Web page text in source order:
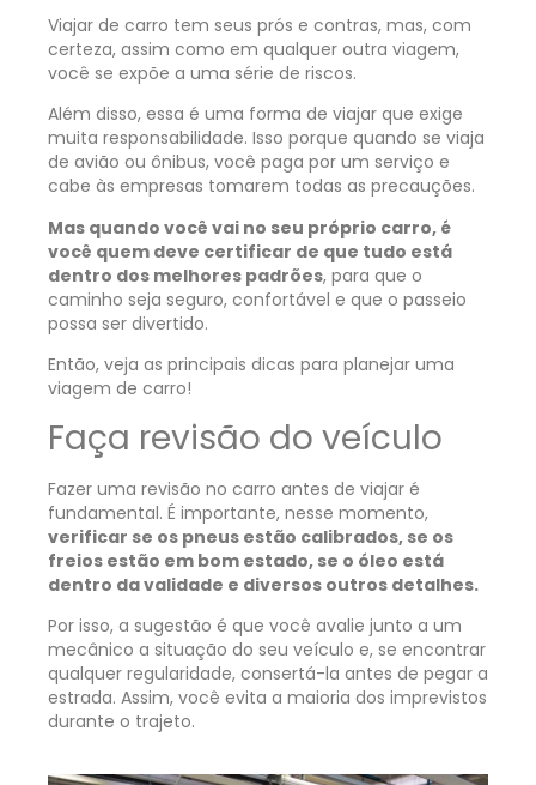
Viajar de carro tem seus prós e contras, mas, com
certeza, assim como em qualquer outra viagem,
você se expõe a uma série de riscos.
Além disso, essa é uma forma de viajar que exige
muita responsabilidade. Isso porque quando se viaja
de avião ou ônibus, você paga por um serviço e
cabe às empresas tomarem todas as precauções.
Mas quando você vai no seu próprio carro, é
você quem deve certificar de que tudo está
dentro dos melhores padrões, para que o
caminho seja seguro, confortável e que o passeio
possa ser divertido.
Então, veja as principais dicas para planejar uma
viagem de carro!
Faça revisão do veículo
Fazer uma revisão no carro antes de viajar é
fundamental. É importante, nesse momento,
verificar se os pneus estão calibrados, se os
freios estão em bom estado, se o óleo está
dentro da validade e diversos outros detalhes.
Por isso, a sugestão é que você avalie junto a um
mecânico a situação do seu veículo e, se encontrar
qualquer regularidade, consertá-la antes de pegar a
estrada. Assim, você evita a maioria dos imprevistos
durante o trajeto.